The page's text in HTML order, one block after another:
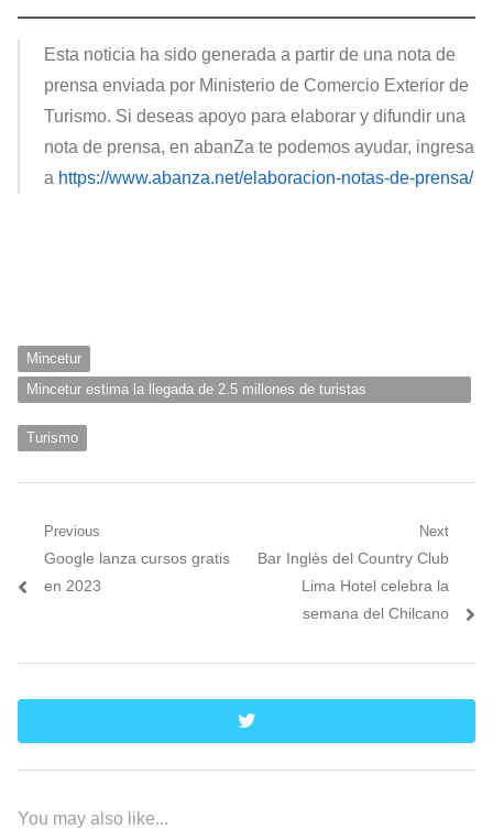
Esta noticia ha sido generada a partir de una nota de
prensa enviada por Ministerio de Comercio Exterior de
Turismo. Si deseas apoyo para elaborar y difundir una
nota de prensa, en abanZa te podemos ayudar, ingresa
a https://www.abanza.net/elaboracion-notas-de-prensa/
Mincetur
Mincetur estima la llegada de 2.5 millones de turistas
Turismo
Navegación
de
Previous
Previous
post:
Google lanza cursos gratis
en 2023
Next
Next
Bar Inglés del Country Club
Lima Hotel celebra la
semana del Chilcano
twitter
You may also like...